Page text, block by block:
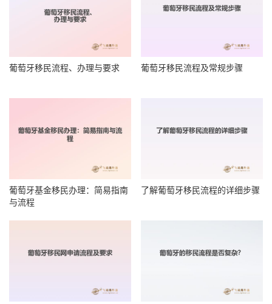
葡萄牙移民流程、办理与要求 葡萄牙移民流程及常规步骤
葡萄牙基金移民办理：简易指南
与流程
了解葡萄牙移民流程的详细步骤